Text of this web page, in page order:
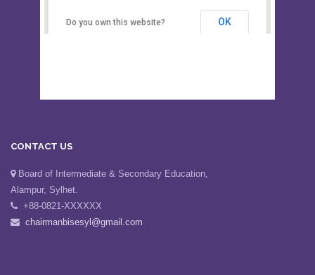
Do you own this website? OK
CONTACT US
Board of Intermediate & Secondary Education,
Alampur, Sylhet.
+88-0821-XXXXXX
chairmanbisesyl@gmail.com